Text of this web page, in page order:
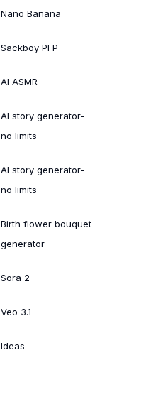
Nano Banana
Sackboy PFP
AI ASMR
AI story generator-
no limits
AI story generator-
no limits
Birth flower bouquet
generator
Sora 2
Veo 3.1
Ideas